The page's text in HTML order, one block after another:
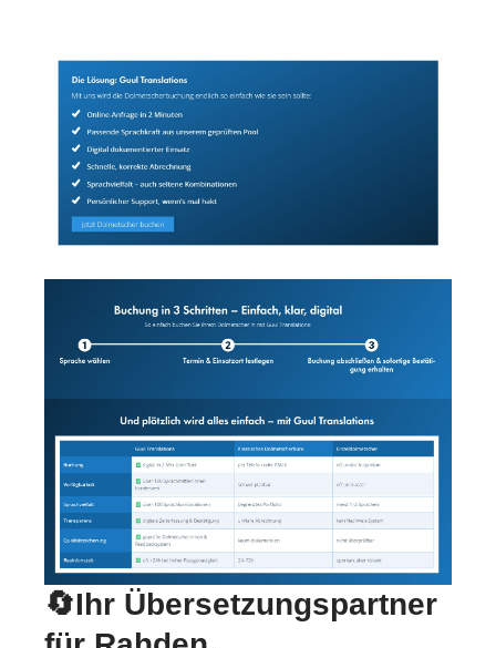
🔄Ihr Übersetzungspartner